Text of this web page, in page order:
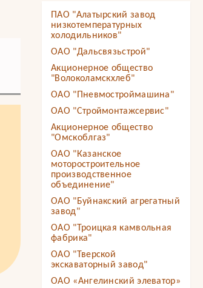
ПАО "Алатырский завод
низкотемпературных
холодильников"
ОАО "Дальсвязьстрой"
Акционерное общество
"Волоколамскхлеб"
ОАО "Пневмостроймашина"
ОАО "Строймонтажсервис"
Акционерное общество
"Омскоблгаз"
ОАО "Казанское
моторостроительное
производственное
объединение"
ОАО "Буйнакский агрегатный
завод"
ОАО "Троицкая камвольная
фабрика"
ОАО "Тверской
экскаваторный завод"
ОАО «Ангелинский элеватор»